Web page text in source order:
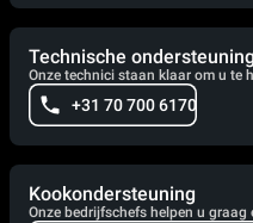
Technische ondersteuning
Onze technici staan klaar om u te
+31 70 700 6170
Kookondersteuning
Onze bedrijfschefs helpen u graag